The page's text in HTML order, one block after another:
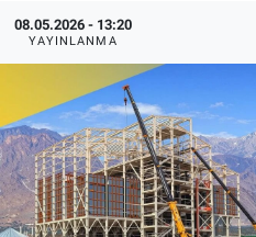
08.05.2026 - 13:20
YAYINLANMA
Sağlık
Alış-Veriş/İş dünyası
Ekonomi
Kültür Sanat
Politika
Bilecik
Haber Arşivi